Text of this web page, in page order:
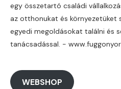
egy összetartó családi
az otthonukat és környezetüket
egyedi megoldásokat találni és
tanácsadással. -
WEBSHOP